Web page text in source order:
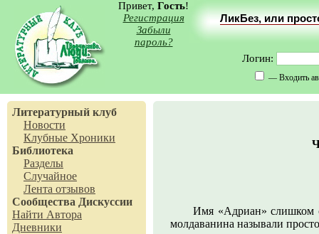
Привет, Гость!
Регистрация
Забыли
пароль?
ЛикБез, или
Логин:
— Входить
Литературный клуб
Новости
Клубные Хроники
Библиотека
Разделы
Случайное
Лента отзывов
Сообщества Дискуссии
Найти Автора
Дневники
Имя «Адриан» слишком
молдаванина называли